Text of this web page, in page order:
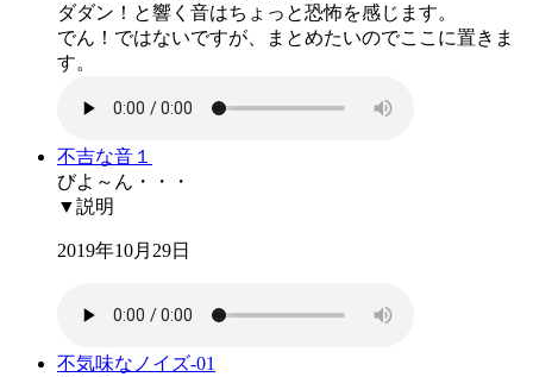
ダダン！と響く音はちょっと恐怖を感じます。
でん！ではないですが、まとめたいのでここに置きま
す。
不吉な音１
びよ～ん・・・
▼説明
2019年10月29日
不気味なノイズ-01